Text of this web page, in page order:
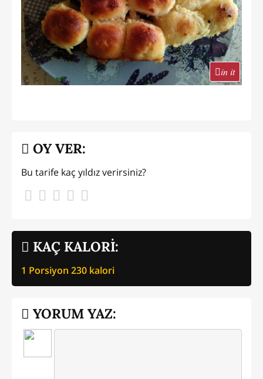
in it
KAÇ KALORİ:
1 Porsiyon 230 kalori
OY VER:
Bu tarife kaç yıldız verirsiniz?
YORUM YAZ: